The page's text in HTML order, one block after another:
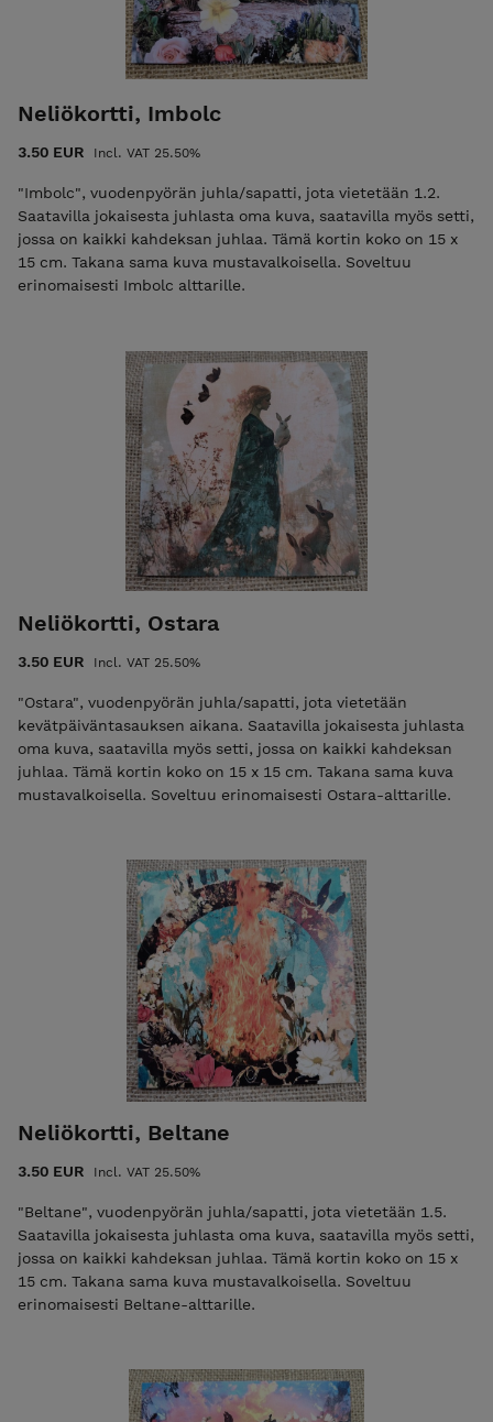
Neliökortti, Imbolc
3.50 EUR Incl. VAT 25.50%
"Imbolc", vuodenpyörän juhla/sapatti, jota vietetään 1.2.
Saatavilla jokaisesta juhlasta oma kuva, saatavilla myös setti,
jossa on kaikki kahdeksan juhlaa. Tämä kortin koko on 15 x
15 cm. Takana sama kuva mustavalkoisella. Soveltuu
erinomaisesti Imbolc alttarille.
Neliökortti, Ostara
3.50 EUR Incl. VAT 25.50%
"Ostara", vuodenpyörän juhla/sapatti, jota vietetään
kevätpäiväntasauksen aikana. Saatavilla jokaisesta juhlasta
oma kuva, saatavilla myös setti, jossa on kaikki kahdeksan
juhlaa. Tämä kortin koko on 15 x 15 cm. Takana sama kuva
mustavalkoisella. Soveltuu erinomaisesti Ostara-alttarille.
Neliökortti, Beltane
3.50 EUR Incl. VAT 25.50%
"Beltane", vuodenpyörän juhla/sapatti, jota vietetään 1.5.
Saatavilla jokaisesta juhlasta oma kuva, saatavilla myös setti,
jossa on kaikki kahdeksan juhlaa. Tämä kortin koko on 15 x
15 cm. Takana sama kuva mustavalkoisella. Soveltuu
erinomaisesti Beltane-alttarille.